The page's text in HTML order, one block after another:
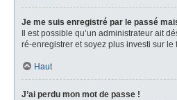
Je me suis enregistré par le passé
Il est possible qu’un administrateur ait
ré-enregistrer et soyez plus investi sur le
Haut
J’ai perdu mon mot de passe !